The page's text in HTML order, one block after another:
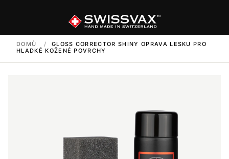
DOMŮ /
GLOSS CORRECTOR SHINY OPRAVA LESKU PRO
HLADKÉ KOŽENÉ POVRCHY